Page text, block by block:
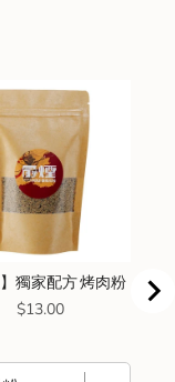
】獨家配方 烤肉粉
Price
$13.00